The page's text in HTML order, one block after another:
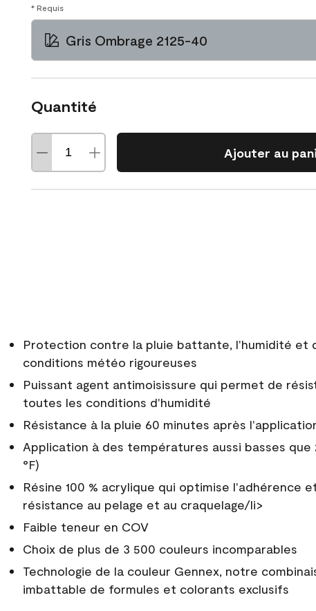
* Requis
Gris Ombrage 2125-40
Quantité
Ajouter au
Protection contre la pluie battante, l'humidité et
conditions météo rigoureuses
Puissant agent antimoisissure qui permet de
toutes les conditions d'humidité
Résistance à la pluie 60 minutes après
Application à des températures aussi basses que
°F)
Résine 100 % acrylique qui optimise l'adhérence
résistance au pelage et au craquelage/li>
Faible teneur en COV
Choix de plus de 3 500 couleurs incomparables
Technologie de la couleur Gennex, notre
imbattable de formules et colorants exclusifs